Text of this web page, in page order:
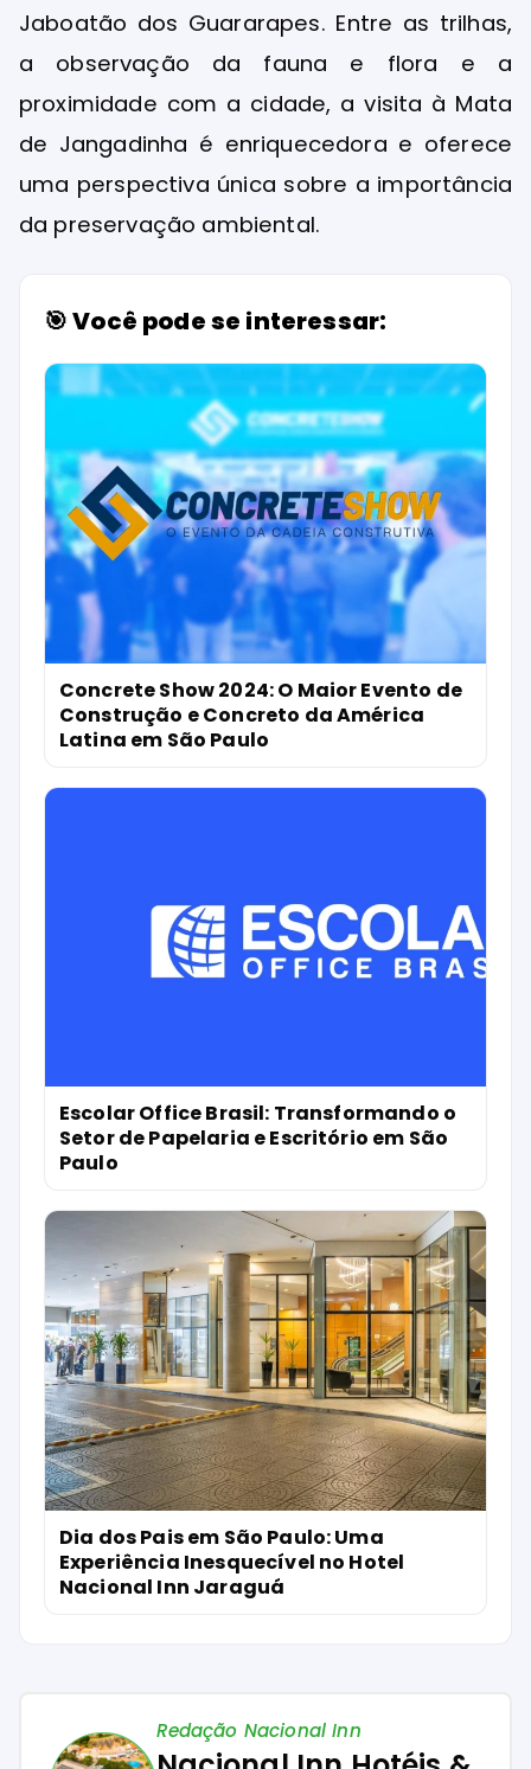
Jaboatão dos Guararapes. Entre as trilhas,
a observação da fauna e flora e a
proximidade com a cidade, a visita à Mata
de Jangadinha é enriquecedora e oferece
uma perspectiva única sobre a importância
da preservação ambiental.
🎯 Você pode se interessar:
Concrete Show 2024: O Maior Evento de
Construção e Concreto da América
Latina em São Paulo
Escolar Office Brasil: Transformando o
Setor de Papelaria e Escritório em São
Paulo
Dia dos Pais em São Paulo: Uma
Experiência Inesquecível no Hotel
Nacional Inn Jaraguá
Redação Nacional Inn